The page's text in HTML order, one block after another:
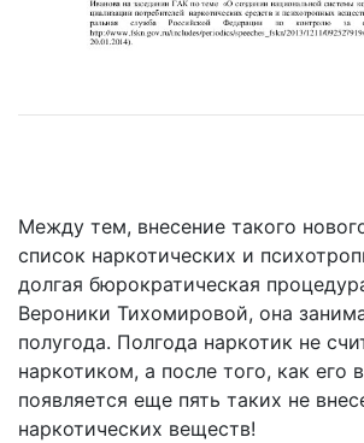
Между тем, внесение такого
список наркотических и
долгая бюрократическая
Вероники Тихомировой, она
полугода. Полгода наркотик не
наркотиком, а после того, как его
появляется еще пять таких не
наркотических веществ!